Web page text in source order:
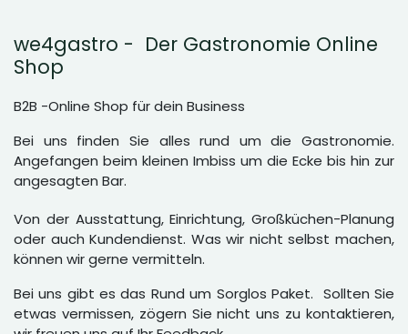
we4gastro - Der Gastronomie Online
Shop
B2B -Online Shop für dein Business
Bei uns finden Sie alles rund um die Gastronomie.
Angefangen beim kleinen Imbiss um die Ecke bis hin zur
angesagten Bar.
Von der Ausstattung, Einrichtung, Großküchen-Planung
oder auch Kundendienst. Was wir nicht selbst machen,
können wir gerne vermitteln.
Bei uns gibt es das Rund um Sorglos Paket. Sollten Sie
etwas vermissen, zögern Sie nicht uns zu kontaktieren,